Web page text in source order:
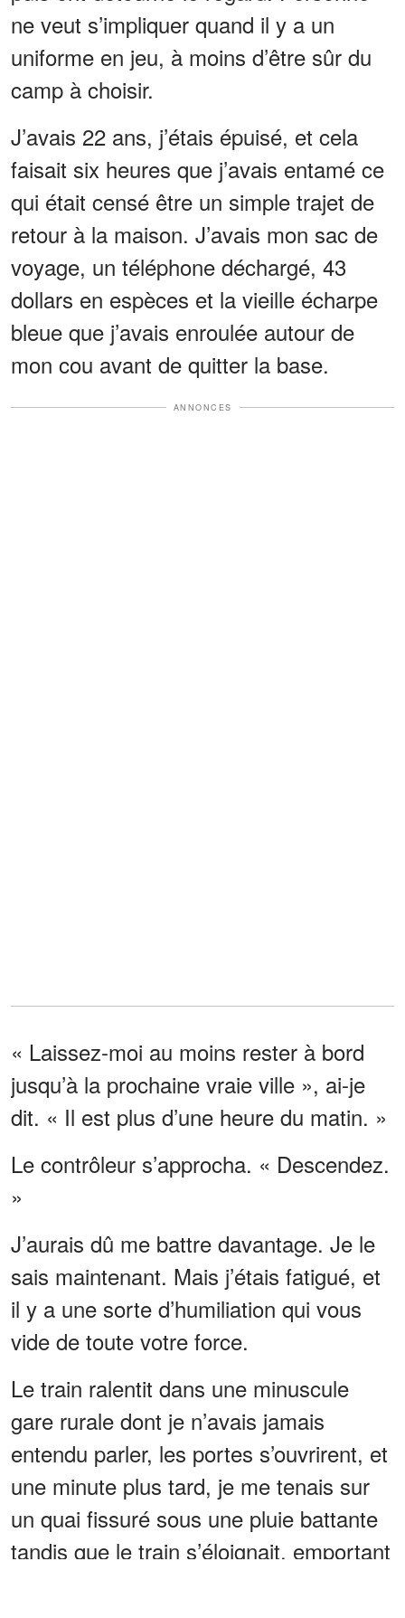
ne veut s’impliquer quand il y a un
uniforme en jeu, à moins d’être sûr du
camp à choisir.
J’avais 22 ans, j’étais épuisé, et cela
faisait six heures que j’avais entamé ce
qui était censé être un simple trajet de
retour à la maison. J’avais mon sac de
voyage, un téléphone déchargé, 43
dollars en espèces et la vieille écharpe
bleue que j’avais enroulée autour de
mon cou avant de quitter la base.
ANNONCES
« Laissez-moi au moins rester à bord
jusqu’à la prochaine vraie ville », ai-je
dit. « Il est plus d’une heure du matin. »
Le contrôleur s’approcha. « Descendez.
»
J’aurais dû me battre davantage. Je le
sais maintenant. Mais j’étais fatigué, et
il y a une sorte d’humiliation qui vous
vide de toute votre force.
Le train ralentit dans une minuscule
gare rurale dont je n’avais jamais
entendu parler, les portes s’ouvrirent, et
une minute plus tard, je me tenais sur
un quai fissuré sous une pluie battante
tandis que le train s’éloignait, emportant